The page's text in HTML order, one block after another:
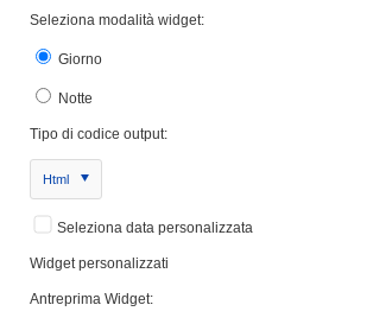
Seleziona modalità widget:
Giorno
Notte
Tipo di codice output:
Html
Seleziona data personalizzata
Widget personalizzati
Antreprima Widget: